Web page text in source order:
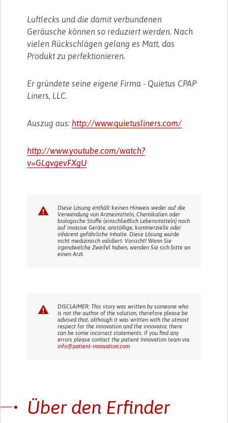
Luftlecks und die damit verbundenen
Geräusche können so reduziert werden. Nach
vielen Rückschlägen gelang es Matt, das
Produkt zu perfektionieren.
Er gründete seine eigene Firma - Quietus CPAP
Liners, LLC.
Auszug aus: http://www.quietusliners.com/
http://www.youtube.com/watch?
v=GLgvgevFXgU
Diese Lösung enthält keinen Hinweis weder auf die
Verwendung von Arzneimitteln, Chemikalien oder
biologische Stoffe (einschließlich Lebensmitteln) noch
auf invasive Geräte, anstößige, kommerzielle oder
inhärent gefährliche Inhalte. Diese Lösung wurde
nicht medizinisch validiert. Vorsicht! Wenn Sie
irgendwelche Zweifel haben, wenden Sie sich bitte an
einen Arzt.
DISCLAIMER: This story was written by someone who
is not the author of the solution, therefore please be
advised that, although it was written with the utmost
respect for the innovation and the innovator, there
can be some incorrect statements. If you find any
errors please contact the patient Innovation team via
info@patient-innovation.com
Über den Erfinder